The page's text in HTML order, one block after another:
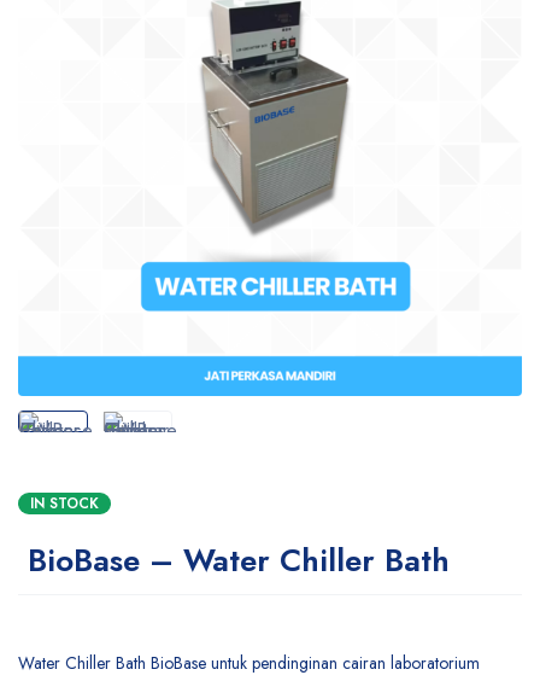
IN STOCK
BioBase – Water Chiller Bath
Water Chiller Bath BioBase untuk pendinginan cairan laboratorium